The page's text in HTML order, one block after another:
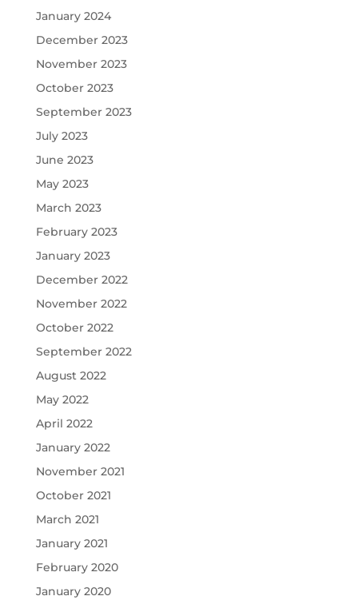
January 2024
December 2023
November 2023
October 2023
September 2023
July 2023
June 2023
May 2023
March 2023
February 2023
January 2023
December 2022
November 2022
October 2022
September 2022
August 2022
May 2022
April 2022
January 2022
November 2021
October 2021
March 2021
January 2021
February 2020
January 2020